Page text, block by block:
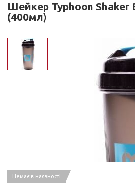
Шейкер Typhoon Shaker
(400мл)
Немає в наявності